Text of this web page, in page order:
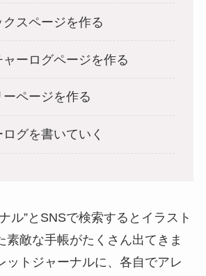
クスページを作る
ャーログページを作る
ーページを作る
グを書いていく
ル”とSNSで検索するとイラスト
素敵な手帳がたくさん出てきま
ットジャーナルに、各自でアレ